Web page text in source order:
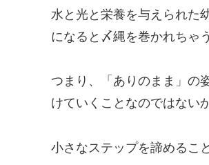
水と光と栄養を与えられた
になると〆縄を巻かれちゃ
つまり、「ありのまま」の
けていくことなのではない
小さなステップを諦めるこ